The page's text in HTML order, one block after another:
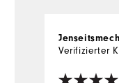
Verifizierter